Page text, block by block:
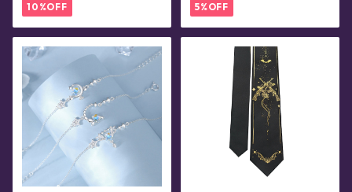
10%OFF 5%OFF